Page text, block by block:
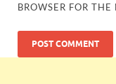
BROWSER FOR